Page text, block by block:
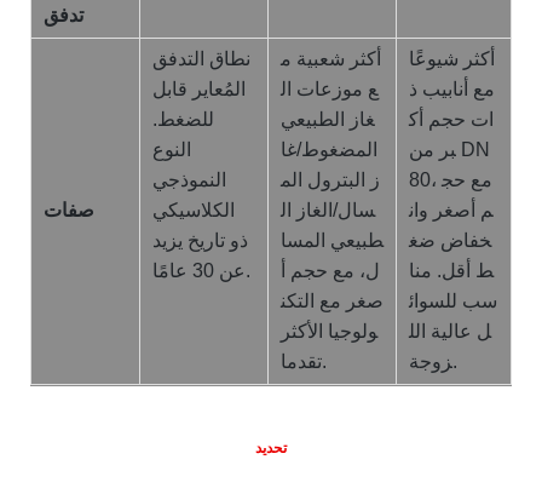
تدفق
صفات
نطاق التدفق
المُعاير قابل
للضغط.
النوع
النموذجي
الكلاسيكي
ذو تاريخ يزيد
عن 30 عامًا.
أكثر شعبية م
ع موزعات ال
غاز الطبيعي
المضغوط/غا
ز البترول الم
سال/الغاز ال
طبيعي المسا
ل، مع حجم أ
صغر مع التكن
ولوجيا الأكثر
تقدما.
أكثر شيوعًا
مع أنابيب ذ
ات حجم أك
بر من DN
80، مع حج
م أصغر وان
خفاض ضغ
ط أقل. منا
سب للسوائ
ل عالية الل
زوجة.
تحديد